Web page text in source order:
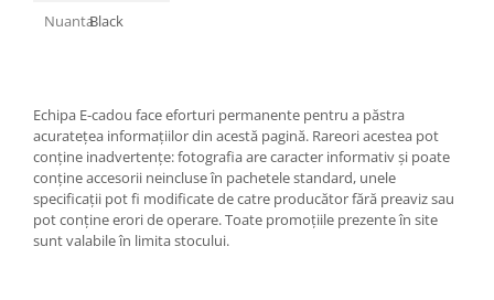
NuantaBlack
Echipa E-cadou face eforturi permanente pentru a păstra
acurateţea informaţiilor din acestă pagină. Rareori acestea pot
conţine inadvertenţe: fotografia are caracter informativ şi poate
conţine accesorii neincluse în pachetele standard, unele
specificaţii pot fi modificate de catre producător fără preaviz sau
pot conţine erori de operare. Toate promoţiile prezente în site
sunt valabile în limita stocului.